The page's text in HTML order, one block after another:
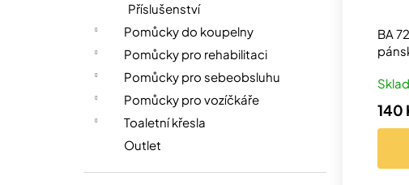
Příslušenství
Pomůcky do koupelny
Pomůcky pro rehabilitaci
Pomůcky pro sebeobsluhu
Pomůcky pro vozíčkáře
Toaletní křesla
Outlet
u
k
o
d
u
k
BA
140